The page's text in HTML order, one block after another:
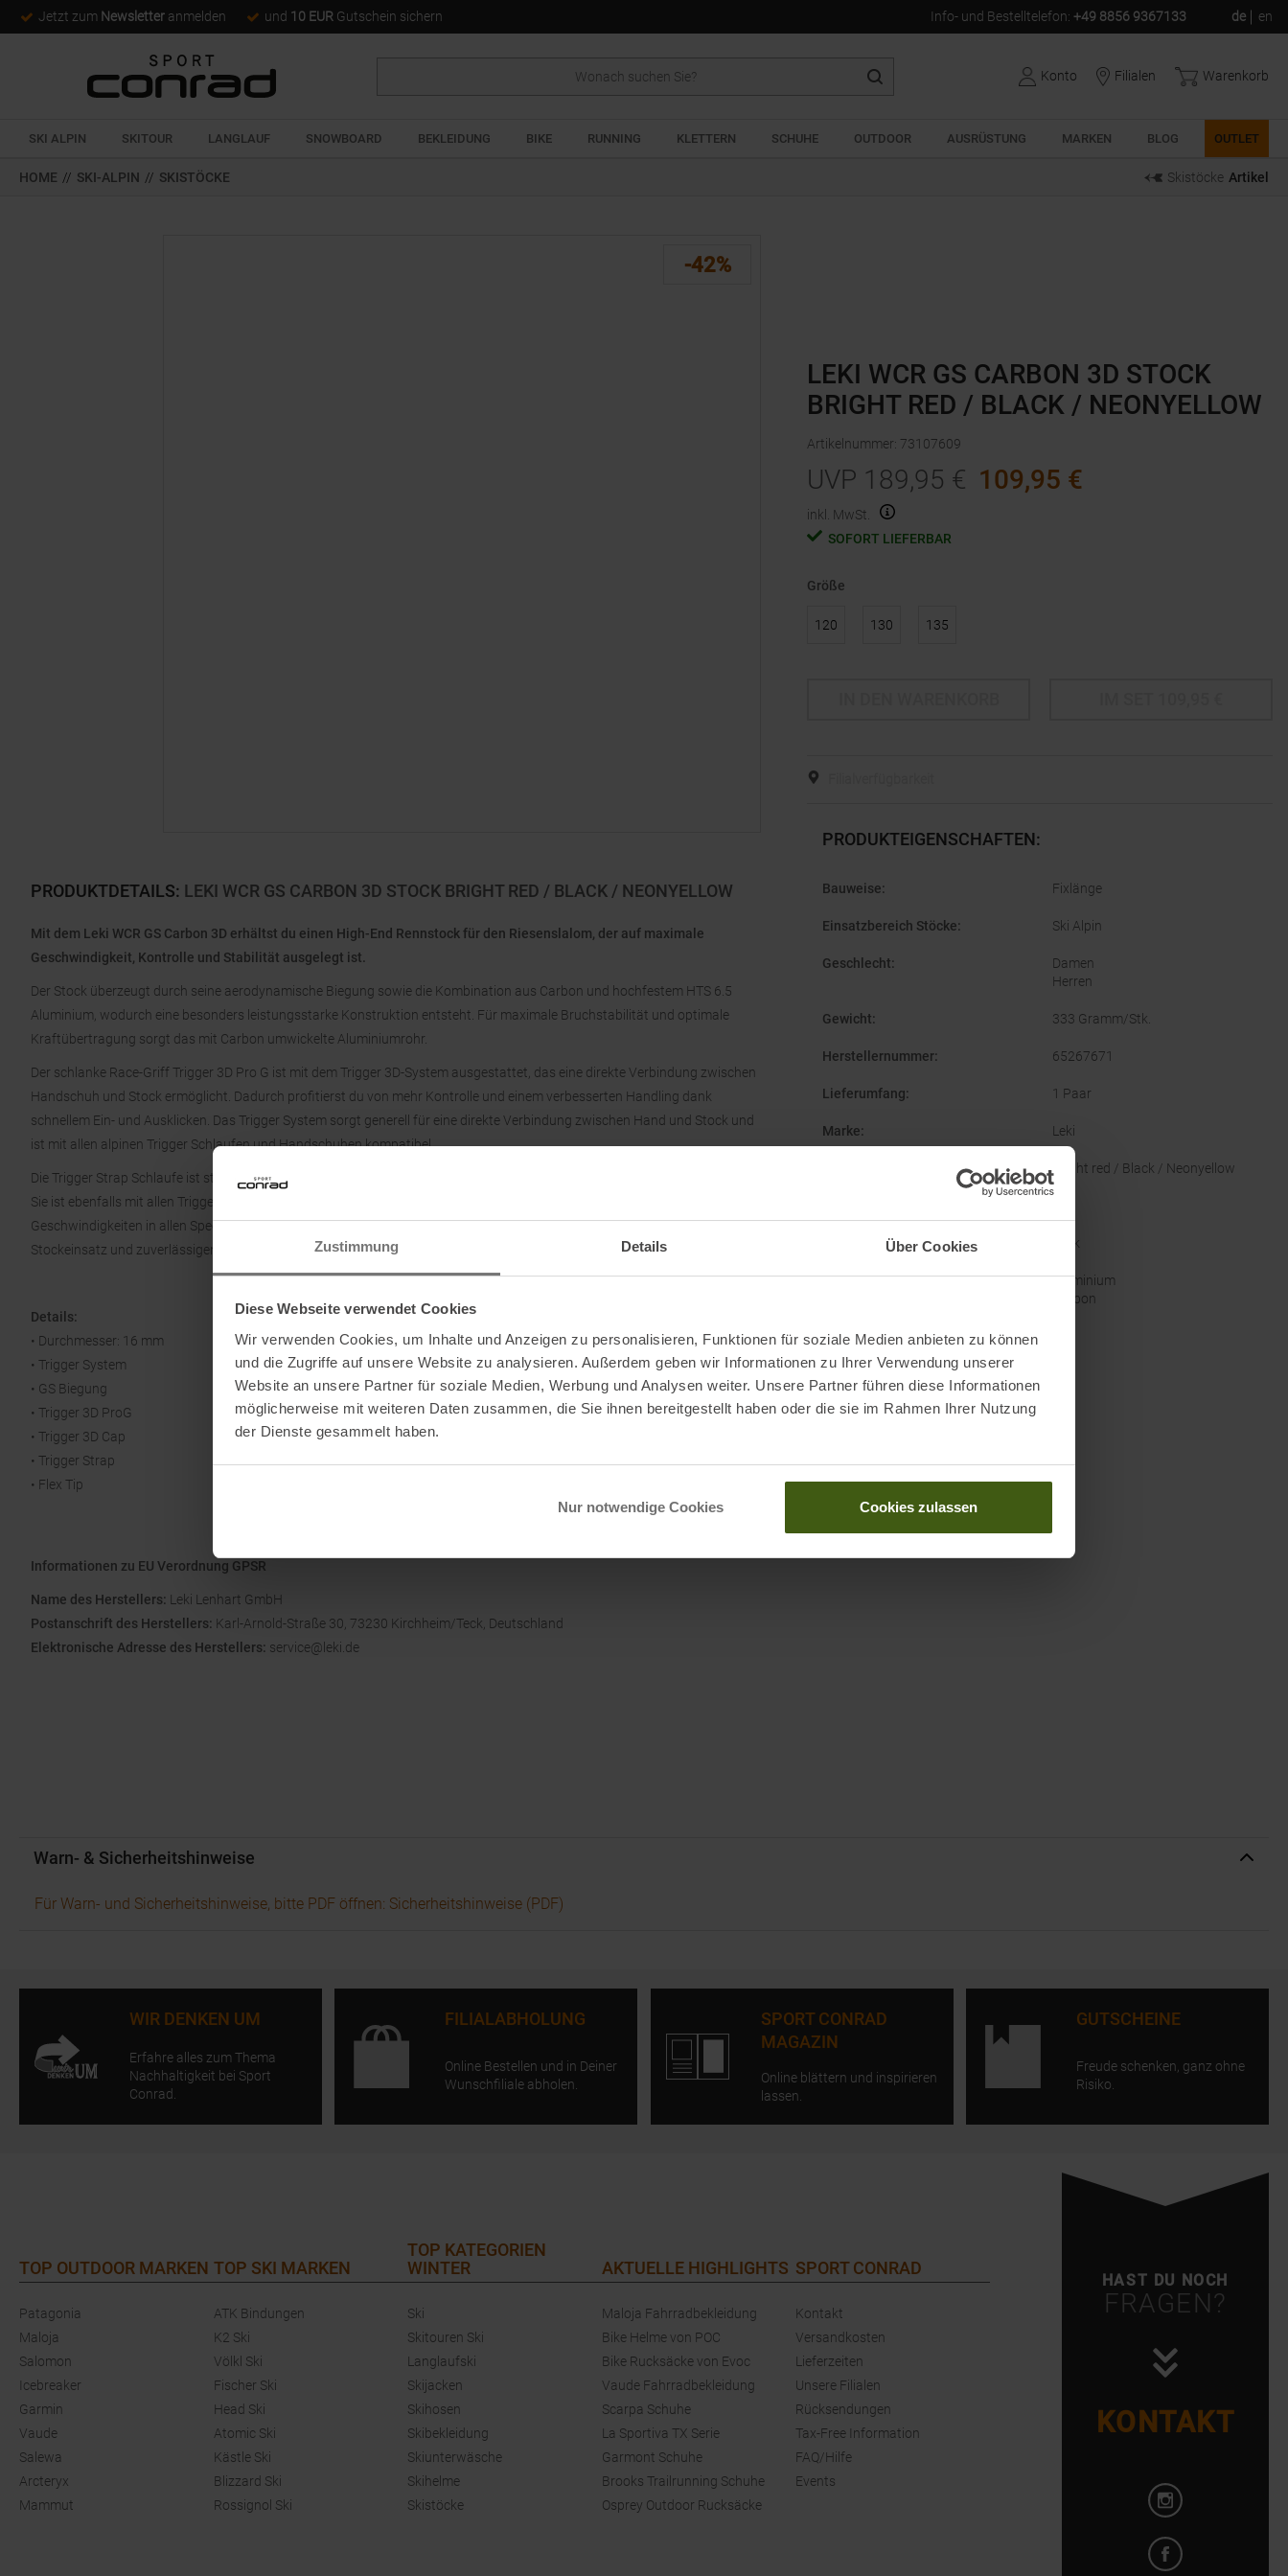
Zustimmung Details Über Cookies
Diese Webseite verwendet Cookies
Wir verwenden Cookies, um Inhalte und Anzeigen zu personalisieren, Funktionen für soziale Medien anbieten zu können
und die Zugriffe auf unsere Website zu analysieren. Außerdem geben wir Informationen zu Ihrer Verwendung unserer
Website an unsere Partner für soziale Medien, Werbung und Analysen weiter. Unsere Partner führen diese Informationen
möglicherweise mit weiteren Daten zusammen, die Sie ihnen bereitgestellt haben oder die sie im Rahmen Ihrer Nutzung
der Dienste gesammelt haben.
Nur notwendige Cookies Cookies zulassen
Jetzt zum Newsletter anmelden und 10 EUR Gutschein sichern Info- und Bestelltelefon: +49 8856 9367133 de en
Konto Filialen Warenkorb
SKI ALPIN SKITOUR LANGLAUF SNOWBOARD BEKLEIDUNG BIKE RUNNING KLETTERN SCHUHE OUTDOOR AUSRÜSTUNG MARKEN BLOG OUTLET
HOME // SKI-ALPIN // SKISTÖCKE Skistöcke Artikel
-42%
PRODUKTDETAILS: LEKI WCR GS CARBON 3D STOCK BRIGHT RED / BLACK / NEONYELLOW
Mit dem Leki WCR GS Carbon 3D erhältst du einen High-End Rennstock für den Riesenslalom, der auf maximale
Geschwindigkeit, Kontrolle und Stabilität ausgelegt ist.
Der Stock überzeugt durch seine aerodynamische Biegung sowie die Kombination aus Carbon und hochfestem HTS 6.5
Aluminium, wodurch eine besonders leistungsstarke Konstruktion entsteht. Für maximale Bruchstabilität und optimale
Kraftübertragung sorgt das mit Carbon umwickelte Aluminiumrohr.
Der schlanke Race-Griff Trigger 3D Pro G ist mit dem Trigger 3D-System ausgestattet, das eine direkte Verbindung zwischen
Handschuh und Stock ermöglicht. Dadurch profitierst du von mehr Kontrolle und einem verbesserten Handling dank
schnellem Ein- und Ausklicken. Das Trigger System sorgt generell für eine direkte Verbindung zwischen Hand und Stock und
ist mit allen alpinen Trigger Schlaufen und Handschuhen kompatibel.
Die Trigger Strap Schlaufe ist stufenlos verstellbar und individuell anpassbar und erlaubt ein schnelles Ein- und Ausklicken.
Sie ist ebenfalls mit allen Trigger Stöcken kompatibel. Der Downhill Teller ist aerodynamisch geformt und unterstützt höhere
Geschwindigkeiten in allen Speed-Disziplinen. Die Flex Tip Spitze des Leki WCR GS Carbon 3D sorgt für einen punktgenauen
Stockeinsatz und zuverlässigen Halt in nahezu jedem Gelände.
Details:
• Durchmesser: 16 mm
• Trigger System
• GS Biegung
• Trigger 3D ProG
• Trigger 3D Cap
• Trigger Strap
• Flex Tip
Informationen zu EU Verordnung GPSR
Name des Herstellers: Leki Lenhart GmbH
Postanschrift des Herstellers: Karl-Arnold-Straße 30, 73230 Kirchheim/Teck, Deutschland
Elektronische Adresse des Herstellers: service@leki.de
LEKI WCR GS CARBON 3D STOCK
BRIGHT RED / BLACK / NEONYELLOW
Artikelnummer: 73107609
UVP 189,95 € 109,95 €
inkl. MwSt.
SOFORT LIEFERBAR
Größe
120 130 135
PRODUKTEIGENSCHAFTEN:
Bauweise: Fixlänge
Einsatzbereich Stöcke: Ski Alpin
Geschlecht:
Damen
Herren
Gewicht: 333 Gramm/Stk.
Herstellernummer: 65267671
Lieferumfang: 1 Paar
Marke: Leki
Original Farbbezeichnung Bright red / Black / Neonyellow
: Klick
Stockmaterial:
Aluminium
Carbon
Wissenswertes in unserem Blog
Nachhaltigkeit bei Leki
LEKI Service-Center für dich vor ORT!
Warn- & Sicherheitshinweise
Für Warn- und Sicherheitshinweise, bitte PDF öffnen: Sicherheitshinweise (PDF)
WIR DENKEN UM
Erfahre alles zum Thema
Nachhaltigkeit bei Sport
Conrad.
FILIALABHOLUNG
Online Bestellen und in Deiner
Wunschfiliale abholen.
SPORT CONRAD
MAGAZIN
Online blättern und inspirieren
lassen.
GUTSCHEINE
Freude schenken, ganz ohne
Risiko.
HAST DU NOCH
FRAGEN?
KONTAKT
TOP OUTDOOR MARKEN
Patagonia
Maloja
Salomon
Icebreaker
Garmin
Vaude
Salewa
Arcteryx
Mammut
TOP SKI MARKEN
ATK Bindungen
K2 Ski
Völkl Ski
Fischer Ski
Head Ski
Atomic Ski
Kästle Ski
Blizzard Ski
Rossignol Ski
TOP KATEGORIEN
WINTER
Ski
Skitouren Ski
Langlaufski
Skijacken
Skihosen
Skibekleidung
Skiunterwäsche
Skihelme
Skistöcke
AKTUELLE HIGHLIGHTS
Maloja Fahrradbekleidung
Bike Helme von POC
Bike Rucksäcke von Evoc
Vaude Fahrradbekleidung
Scarpa Schuhe
La Sportiva TX Serie
Garmont Schuhe
Brooks Trailrunning Schuhe
Osprey Outdoor Rucksäcke
SPORT CONRAD
Kontakt
Versandkosten
Lieferzeiten
Unsere Filialen
Rücksendungen
Tax-Free Information
FAQ/Hilfe
Events